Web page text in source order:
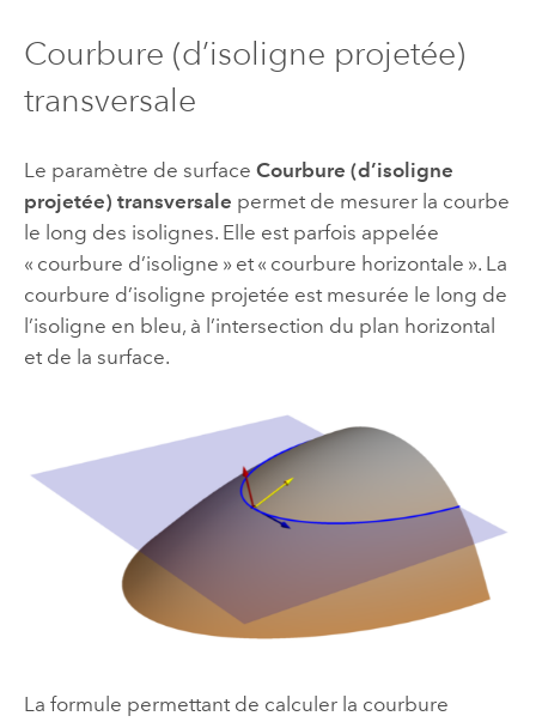
Courbure (d’isoligne projetée)
transversale
Le paramètre de surface Courbure (d’isoligne
projetée) transversale permet de mesurer la courbe
le long des isolignes. Elle est parfois appelée
« courbure d’isoligne » et « courbure horizontale ». La
courbure d’isoligne projetée est mesurée le long de
l’isoligne en bleu, à l’intersection du plan horizontal
et de la surface.
La formule permettant de calculer la courbure